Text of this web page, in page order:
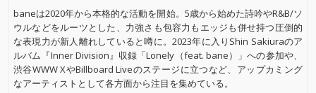
baneは2020年から本格的な活動を開始。5歳から始めた詩吟やR&B/ソ
ウルなどをルーツとした、力強さも包容力もエッジも併せ持つ圧倒的
な表現力が新人離れしていると噂に。2023年に入りShin Sakiuraのア
ルバム『Inner Division』収録「Lonely（feat. bane）」への参加や、
渋谷WWW XやBillboard Liveのステージに立つなど、アップカミング
なアーティストとして各方面から注目を集めている。